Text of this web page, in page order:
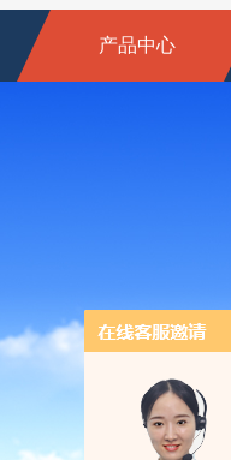
产品中心